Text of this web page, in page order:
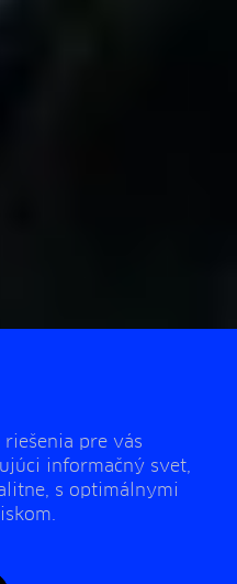
pre vás
informačný svet,
s optimálnymi